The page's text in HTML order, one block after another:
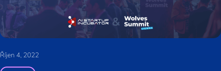
Říjen 4, 2022